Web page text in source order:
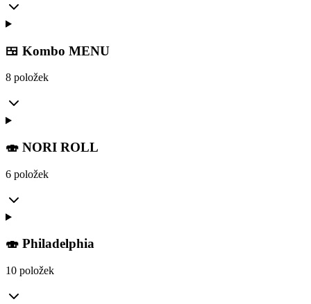
🍱 Kombo MENU
8 položek
🍣 NORI ROLL
6 položek
🍣 Philadelphia
10 položek